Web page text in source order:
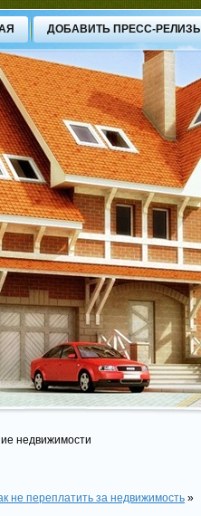
ДОБАВИТЬ ПРЕСС-РЕЛИЗЫ
недвижимости
не переплатить за недвижимость »